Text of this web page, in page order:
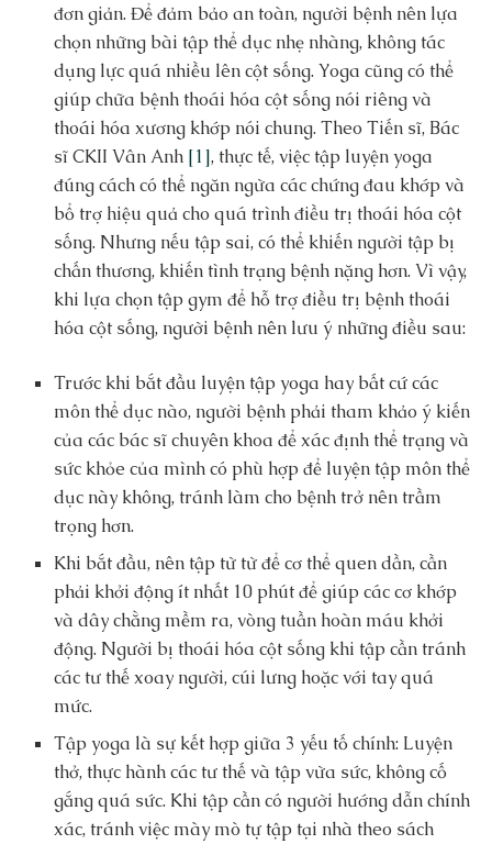
đơn giản. Để đảm bảo an toàn, người bệnh nên lựa
chọn những bài tập thể dục nhẹ nhàng, không tác
dụng lực quá nhiều lên cột sống. Yoga cũng có thể
giúp chữa bệnh thoái hóa cột sống nói riêng và
thoái hóa xương khớp nói chung. Theo Tiến sĩ, Bác
sĩ CKII Vân Anh [1], thực tế, việc tập luyện yoga
đúng cách có thể ngăn ngừa các chứng đau khớp và
bổ trợ hiệu quả cho quá trình điều trị thoái hóa cột
sống. Nhưng nếu tập sai, có thể khiến người tập bị
chấn thương, khiến tình trạng bệnh nặng hơn. Vì vậy,
khi lựa chọn tập gym để hỗ trợ điều trị bệnh thoái
hóa cột sống, người bệnh nên lưu ý những điều sau:
Trước khi bắt đầu luyện tập yoga hay bất cứ các
môn thể dục nào, người bệnh phải tham khảo ý kiến
của các bác sĩ chuyên khoa để xác định thể trạng và
sức khỏe của mình có phù hợp để luyện tập môn thể
dục này không, tránh làm cho bệnh trở nên trầm
trọng hơn.
Khi bắt đầu, nên tập từ từ để cơ thể quen dần, cần
phải khởi động ít nhất 10 phút để giúp các cơ khớp
và dây chằng mềm ra, vòng tuần hoàn máu khởi
động. Người bị thoái hóa cột sống khi tập cần tránh
các tư thế xoay người, cúi lưng hoặc với tay quá
mức.
Tập yoga là sự kết hợp giữa 3 yếu tố chính: Luyện
thở, thực hành các tư thế và tập vừa sức, không cố
gắng quá sức. Khi tập cần có người hướng dẫn chính
xác, tránh việc mày mò tự tập tại nhà theo sách